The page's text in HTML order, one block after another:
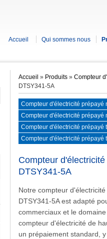
Accueil Qui sommes nous
Accueil » Produits » Compteur
DTSY341-5A
Compteur d'électricité prépayé
Compteur d'électricité prépayé
DDSD101-KT
Compteur d'électricité prépayé
DTSD341-5
Compteur d'électricité prépayé
Compteur
DTSY341-5A
Notre compteur
DTSY341-5A est adapté
commerciaux et le
compteur d'électricité de
un prépaiement standard,